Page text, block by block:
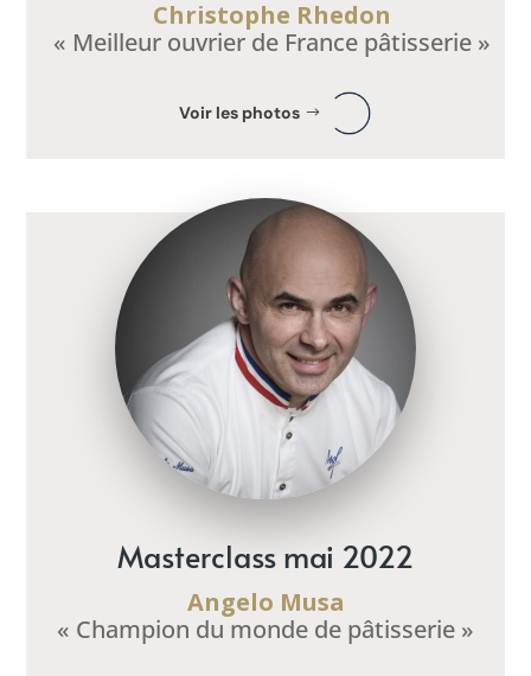
Christophe Rhedon
« Meilleur ouvrier de France pâtisserie »
Voir les photos
Masterclass mai 2022
Angelo Musa
« Champion du monde de pâtisserie »